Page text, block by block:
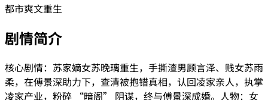
都市爽文重生
剧情简介
核心剧情：苏家嫡女苏晚璃重生，手撕渣男顾言泽、贱女苏雨
柔，在傅景深助力下，查清被抱错真相，认回凌家亲人，执掌
凌家产业，粉碎 “暗阁” 阴谋，终与傅景深成婚。人物：女